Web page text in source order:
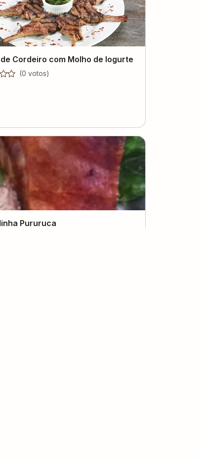
Cordeiro com Molho de Iogurte
(0 votos)
Pururuca